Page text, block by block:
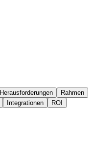
Herausforderungen
Rahmen
Integrationen
ROI